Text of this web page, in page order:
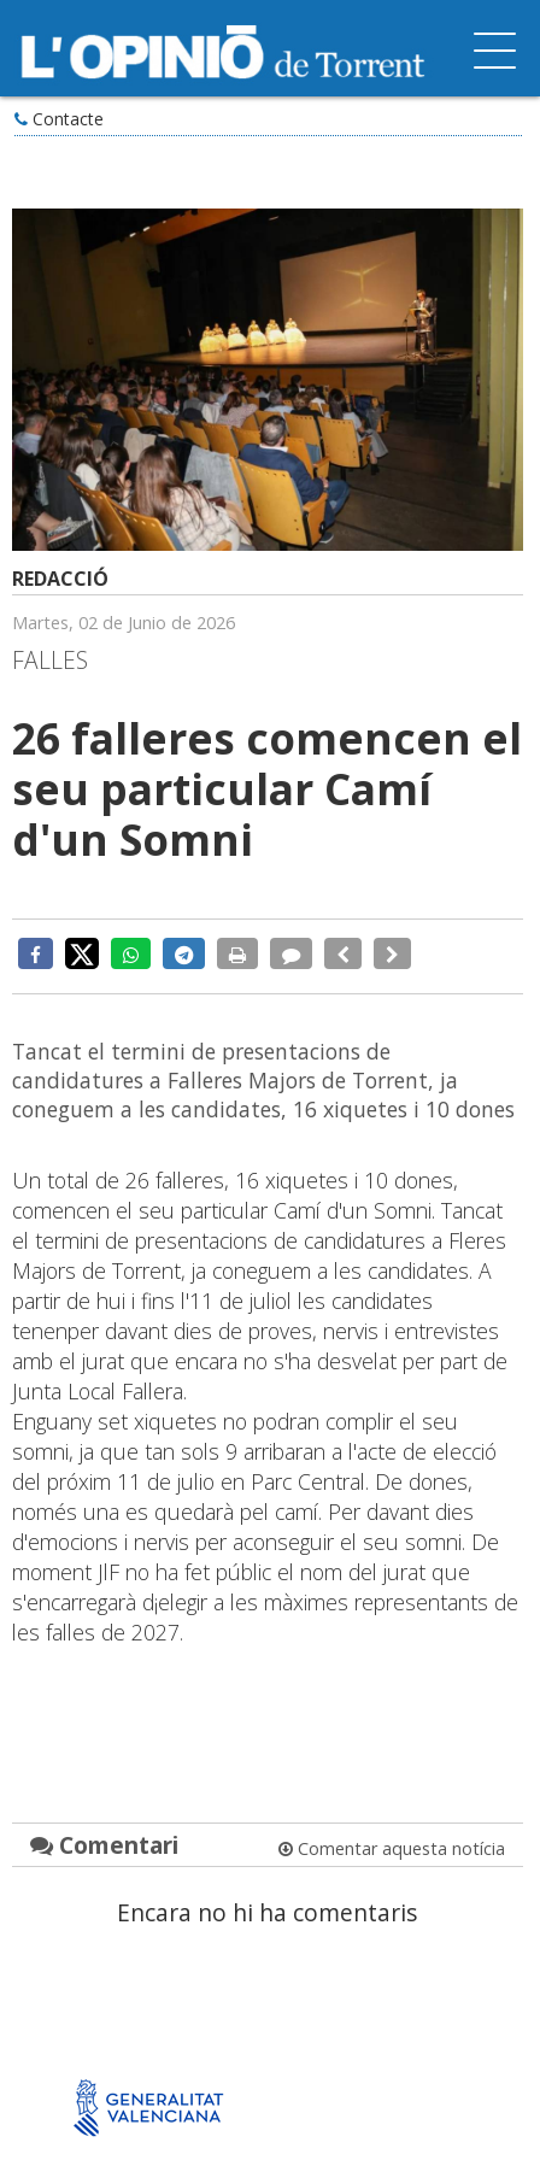
Contacte
REDACCIÓ
Martes, 02 de Junio de 2026
FALLES
26 falleres comencen el
seu particular Camí
d'un Somni
Tancat el termini de presentacions de
candidatures a Falleres Majors de Torrent, ja
coneguem a les candidates, 16 xiquetes i 10 dones
Un total de 26 falleres, 16 xiquetes i 10 dones,
comencen el seu particular Camí d'un Somni. Tancat
el termini de presentacions de candidatures a Fleres
Majors de Torrent, ja coneguem a les candidates. A
partir de hui i fins l'11 de juliol les candidates
tenenper davant dies de proves, nervis i entrevistes
amb el jurat que encara no s'ha desvelat per part de
Junta Local Fallera.
Enguany set xiquetes no podran complir el seu
somni, ja que tan sols 9 arribaran a l'acte de elecció
del próxim 11 de julio en Parc Central. De dones,
només una es quedarà pel camí. Per davant dies
d'emocions i nervis per aconseguir el seu somni. De
moment JlF no ha fet públic el nom del jurat que
s'encarregarà d¡elegir a les màximes representants de
les falles de 2027.
Comentari Comentar aquesta notícia
Encara no hi ha comentaris